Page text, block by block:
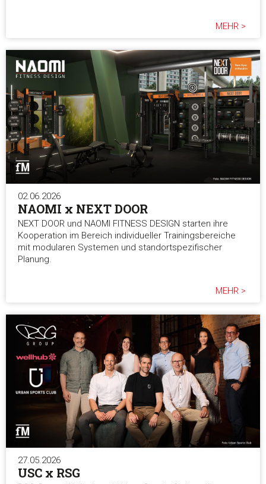
MEHR >
02.06.2026
NAOMI x NEXT DOOR
NEXT DOOR und NAOMI FITNESS DESIGN starten ihre
Kooperation im Bereich individueller Trainingsbereiche
mit modularen Systemen und standortspezifischer
Planung.
MEHR >
27.05.2026
USC x RSG